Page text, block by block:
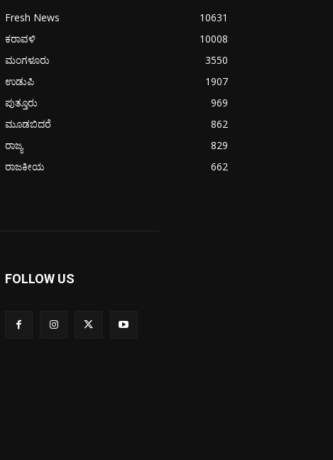
Fresh News
10631
ಕರಾವಳಿ
10008
ಮಂಗಳೂರು
3550
ಉಡುಪಿ
1907
ಪುತ್ತೂರು
969
ಮೂಡಬಿದರೆ
862
ರಾಜ್ಯ
829
ರಾಜಕೀಯ
662
FOLLOW US